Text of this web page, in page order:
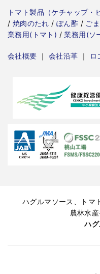
トマト製品（ケチャップ・
/ 焼肉のたれ /ぽん酢 / ご
業務用(トマト) /業務用(ソ
会社概要 ｜ 会社沿革 ｜ ロ
ハグルマソース、トマ
農林水
ハ